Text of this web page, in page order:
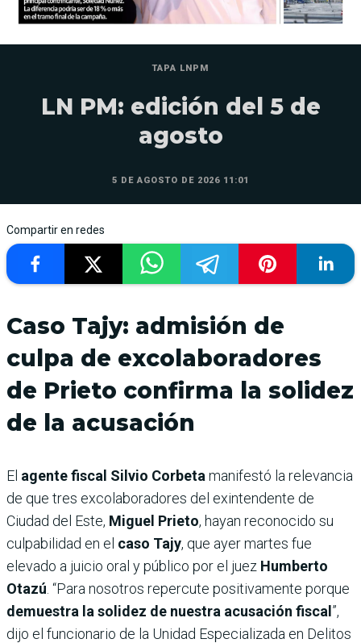
TAPA LNPM
LN PM: edición del 5 de
agosto
5 DE AGOSTO DE 2026 11:01
Compartir en redes
Caso Tajy: admisión de
culpa de excolaboradores
de Prieto confirma la solidez
de la acusación
El agente fiscal Silvio Corbeta manifestó la relevancia
de que tres excolaboradores del exintendente de
Ciudad del Este, Miguel Prieto, hayan reconocido su
culpabilidad en el caso Tajy, que ayer martes fue
elevado a juicio oral y público por el juez Humberto
Otazú . “Para nosotros repercute positivamente porque
demuestra la solidez de nuestra acusación fiscal”,
dijo el funcionario de la Unidad Especializada en Delitos